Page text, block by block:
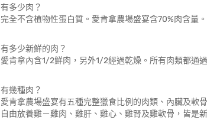
有多少肉？
完全不含植物性蛋白質。愛肯拿農場盛宴含70%肉含量。
有多少新鮮的肉？
愛肯拿內含1/2鮮肉，另外1/2經過乾燥。所有肉類都通
有幾種肉？
愛肯拿農場盛宴有五種完整獵食比例的肉類、內臟及軟骨
自由放養雞－雞肉、雞肝、雞心、雞腎及雞軟骨，皆是